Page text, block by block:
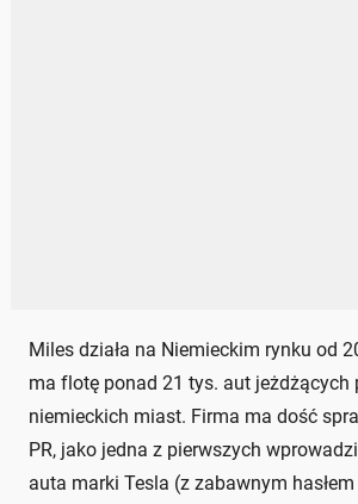
Miles działa na Niemieckim rynku od
ma flotę ponad 21 tys. aut jeżdżących
niemieckich miast. Firma ma dość
PR, jako jedna z pierwszych
auta marki Tesla (z zabawnym